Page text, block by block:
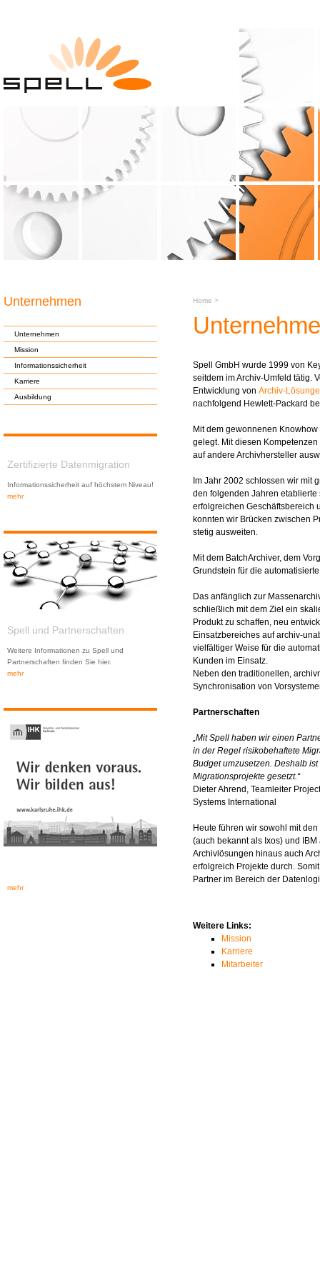
Unternehmen
Unternehmen
Mission
Informationssicherheit
Karriere
Ausbildung
Zertifizierte Datenmigration
Informationssicherheit auf höchstem Niveau!
mehr
Spell und Partnerschaften
Weitere Informationen zu Spell und
Partnerschaften finden Sie hier.
mehr
mehr
Home >
Spell GmbH wurde 1999 von
seitdem im Archiv-Umfeld tätig.
Entwicklung von Archiv-
nachfolgend Hewlett-Packard
Mit dem gewonnenen
gelegt. Mit diesen
auf andere Archivhersteller
Im Jahr 2002 schlossen wir mit
den folgenden Jahren
erfolgreichen Geschäftsbereich
konnten wir Brücken zwischen
stetig ausweiten.
Mit dem BatchArchiver, dem
Grundstein für die
Das anfänglich zur
schließlich mit dem Ziel ein
Produkt zu schaffen, neu
Einsatzbereiches auf archiv-
vielfältiger Weise für die
Kunden im Einsatz.
Neben den traditionellen,
Synchronisation von
Partnerschaften
„Mit Spell haben wir einen
in der Regel risikobehaftete
Budget umzusetzen. Deshalb
Migrationsprojekte gesetzt.“
Dieter Ahrend, Teamleiter
Systems International
Heute führen wir sowohl mit
(auch bekannt als Ixos) und IBM
Archivlösungen hinaus auch
erfolgreich Projekte durch.
Partner im Bereich der
Weitere Links:
Mission
Karriere
Mitarbeiter